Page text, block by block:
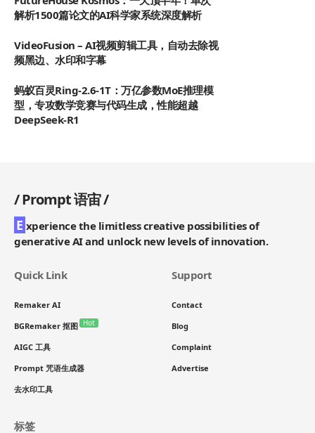
解析1500篇论文的AI科学家系统深度解析
VideoFusion – AI视频剪辑工具，自动去除视
频黑边、水印和字幕
蚂蚁百灵Ring-2.6-1T：万亿参数MoE推理模
型，专攻数学竞赛与代码生成，性能超越
DeepSeek-R1
/Prompt 语宙/
E xperience the limitless creative possibilities of
generative AI and unlock new levels of innovation.
Quick Link
Remaker AI
BGRemaker 抠图 Hot
AIGC 工具
Prompt 咒语生成器
去水印工具
Support
Contact
Blog
Complaint
Advertise
标签